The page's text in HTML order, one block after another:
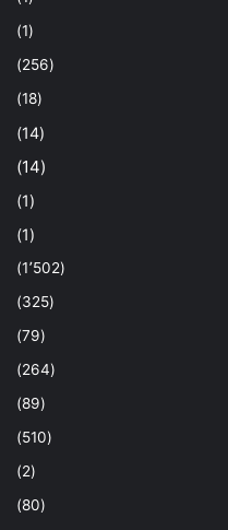
(1)
(256)
(18)
(14)
(14)
(1)
(1)
(1٬502)
(325)
(79)
(264)
(89)
(510)
(2)
(80)